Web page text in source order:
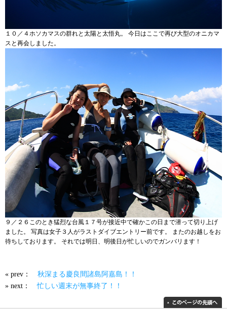
１０／４ホソカマスの群れと太陽と太悟丸。 今日はここで再び大型のオニカマ
スと再会しました。
９／２６このとき猛烈な台風１７号が接近中で確かこの日まで潜って切り上げ
ました。 写真は女子３人がラストダイブエントリー前です。 またのお越しをお
待ちしております。 それでは明日、明後日が忙しいのでガンバリます！
« prev： 秋深まる慶良間諸島阿嘉島！！
» next：忙しい週末が無事終了！！